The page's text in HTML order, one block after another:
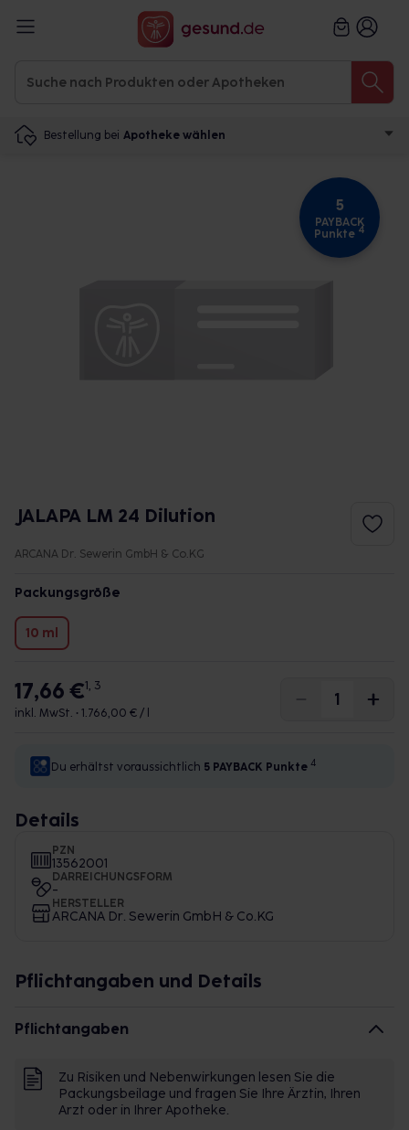
Bestellung bei Apotheke wählen
5
PAYBACK
Punkte 4
JALAPA LM 24 Dilution
ARCANA Dr. Sewerin GmbH & Co.KG
Packungsgröße
10 ml
17,66 €1, 3
inkl. MwSt. • 1.766,00 € / l
Du erhältst voraussichtlich 5 PAYBACK Punkte 4
Details
PZN
13562001
DARREICHUNGSFORM
-
HERSTELLER
ARCANA Dr. Sewerin GmbH & Co.KG
Pflichtangaben und Details
Pflichtangaben
Zu Risiken und Nebenwirkungen lesen Sie die
Packungsbeilage und fragen Sie Ihre Ärztin, Ihren
Arzt oder in Ihrer Apotheke.